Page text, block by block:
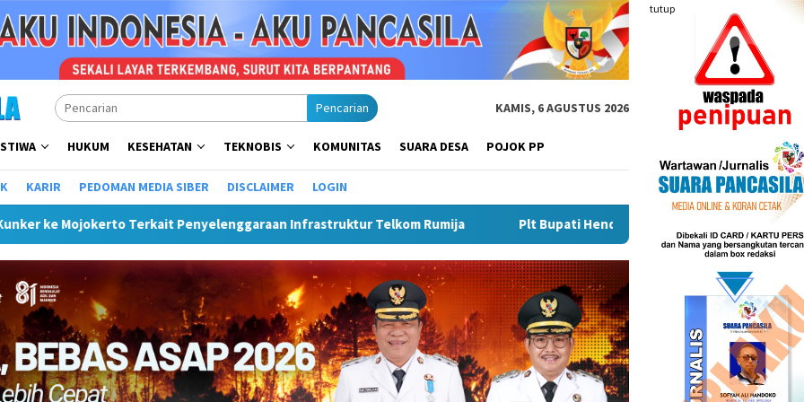
tutup
Pencarian KAMIS, 6 AGUSTUS 2026
HUKUM KESEHATAN TEKNOBIS KOMUNITAS SUARA DESA POJOK PP
KARIR PEDOMAN MEDIA SIBER DISCLAIMER LOGIN
Penyelenggaraan Infrastruktur Telkom Rumija Plt Bupati Hendri Matangkan Gebyar Semarak Merah Putih, Siapkan